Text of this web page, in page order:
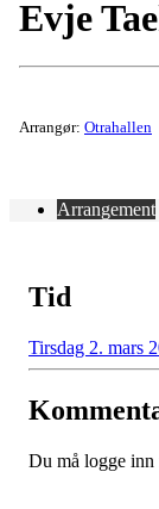
Evje
Arrangør: Otrahallen
Arrangement
Tid
Tirsdag 2. mars
Du må logge inn